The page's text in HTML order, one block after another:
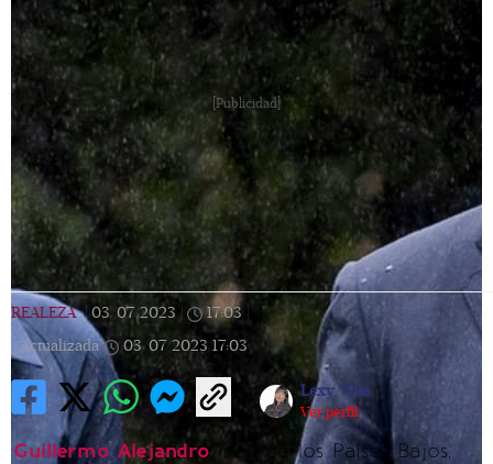
[Publicidad]
REALEZA | 03/07/2023 17:03
Actualizada
03/07/2023 17:03
Lexy Villa
Ver perfil
Guillermo Alejandro, rey de los Países Bajos,